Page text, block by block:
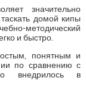
значительно
домой кипы
методический
и быстро.
понятным и
по сравнению с
внедрилось в